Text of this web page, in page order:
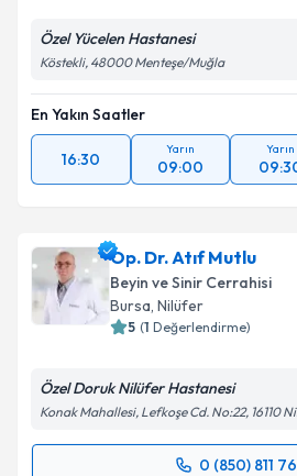
Özel Yücelen Hastanesi
Köstekli, 48000 Menteşe/Muğla
En Yakın Saatler
16:30
Yarın
09:00
Yarın
Op. Dr. Atıf Mutlu
Beyin ve Sinir Cerrahisi
Bursa, Nilüfer
5 (1 Değerlendirme)
Özel Doruk Nilüfer Hastanesi
Konak Mahallesi, Lefkoşe Cd. No:22, 16110
0 (850) 811